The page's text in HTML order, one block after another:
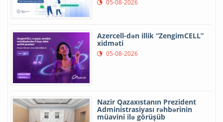
05-08-2026
Azercell-dən illik “ZengimCELL”
xidməti
05-08-2026
Nazir Qazaxıstanın Prezident
Administrasiyası rəhbərinin
müavini ilə görüşüb